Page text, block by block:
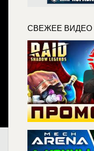
СВЕЖЕЕ ВИДЕО